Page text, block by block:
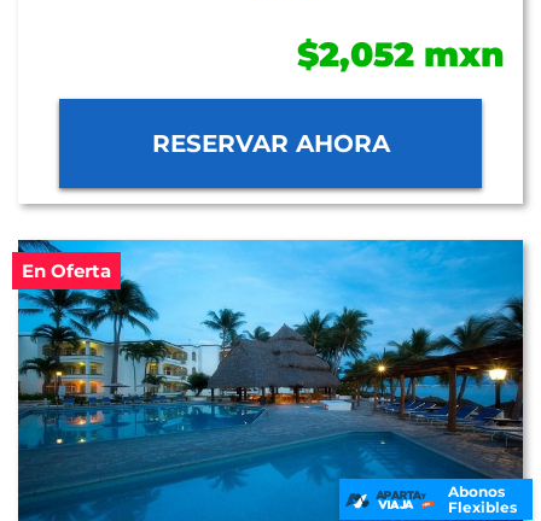
$2,052 mxn
RESERVAR AHORA
En Oferta
Abonos
Flexibles